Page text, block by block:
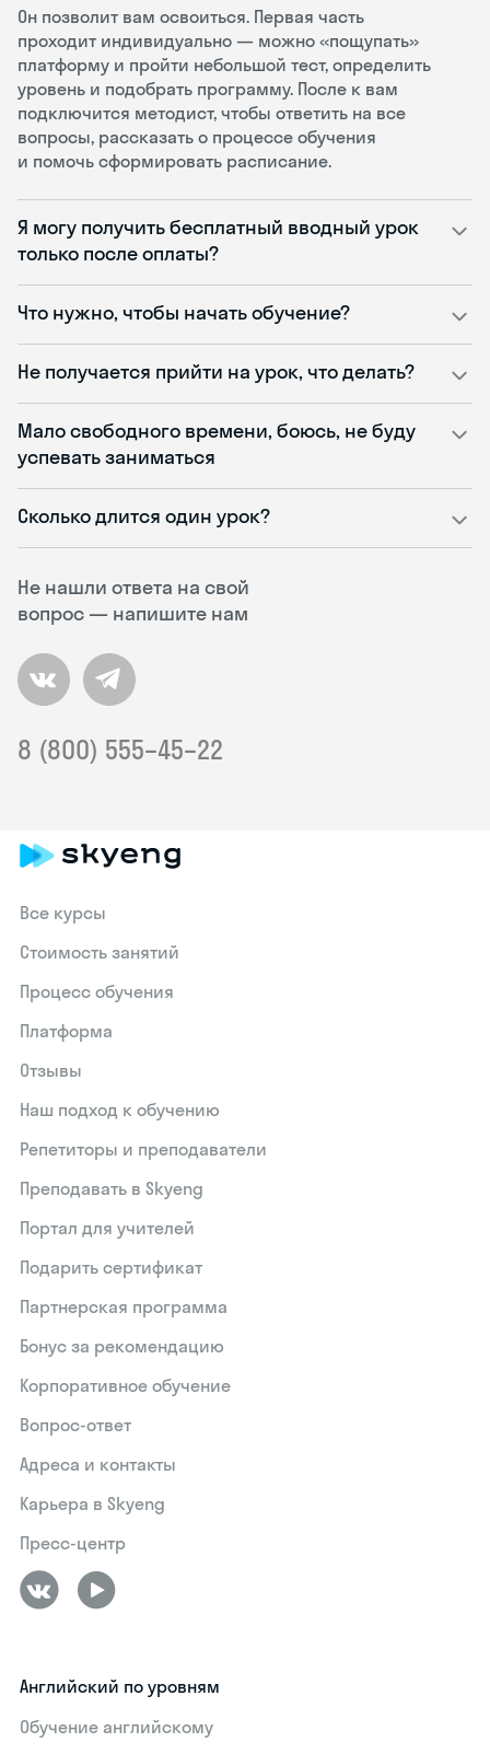
Не нашли ответа на свой
вопрос — напишите нам
8 (800) 555–45–22
Он позволит вам освоиться. Первая часть
проходит индивидуально — можно «пощупать»
платформу и пройти небольшой тест, определить
уровень и подобрать программу. После к вам
подключится методист, чтобы ответить на все
вопросы, рассказать о процессе обучения
и помочь сформировать расписание.
Я могу получить бесплатный вводный урок
только после оплаты?
Что нужно, чтобы начать обучение?
Не получается прийти на урок, что делать?
Мало свободного времени, боюсь, не буду
успевать заниматься
Сколько длится один урок?
Все курсы
Стоимость занятий
Процесс обучения
Платформа
Отзывы
Наш подход к обучению
Репетиторы и преподаватели
Преподавать в Skyeng
Портал для учителей
Подарить сертификат
Партнерская программа
Бонус за рекомендацию
Корпоративное обучение
Вопрос-ответ
Адреса и контакты
Карьера в Skyeng
Пресс-центр
Английский по уровням
Обучение английскому